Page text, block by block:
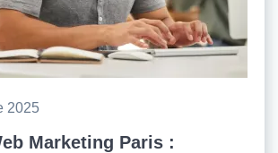
2025
Marketing Paris :